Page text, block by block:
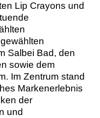
Lip Crayons und
Salbei Bad, den
sowie dem
Im Zentrum stand
Markenerlebnis
der
und